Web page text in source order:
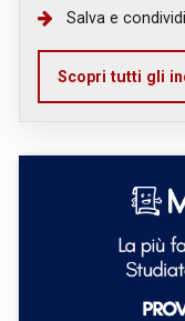
Salva e
Scopri tutti gli